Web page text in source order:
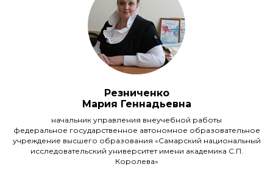
Резниченко
Мария Геннадьевна
начальник управления внеучебной работы
федеральное государственное автономное образовательное
учреждение высшего образования «Самарский национальный
исследовательский университет имени академика С.П.
Королева»